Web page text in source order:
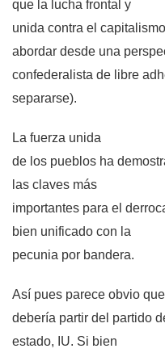
que la lucha frontal y
unida contra el
abordar desde una
confederalista de libre
separarse).
La fuerza unida
de los pueblos ha
las claves más
importantes para el
bien unificado con la
pecunia por bandera.
Así pues parece obvio
debería partir del partido
estado, IU. Si bien